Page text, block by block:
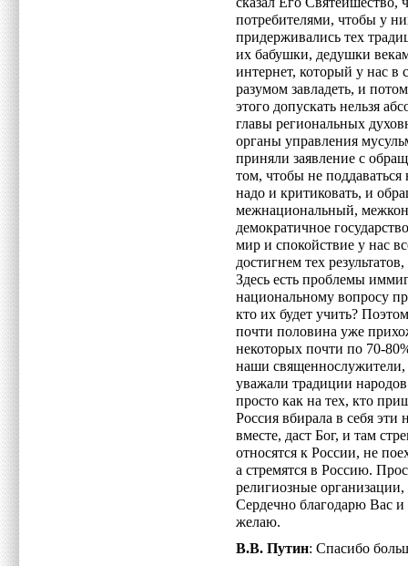
потребителями, чтобы у
придерживались тех
их бабушки, дедушки
интернет, который у нас в
разумом завладеть, и
этого допускать нельзя
главы региональных
органы управления
приняли заявление с
том, чтобы не
надо и критиковать, и
межнациональный,
демократичное
мир и спокойствие у нас
достигнем тех
Здесь есть проблемы
национальному вопросу
кто их будет учить?
почти половина уже
некоторых почти по 70-
наши священнослужители,
уважали традиции
просто как на тех, кто
Россия вбирала в себя
вместе, даст Бог, и там
относятся к России, не
а стремятся в Россию.
религиозные
Сердечно благодарю Вас
желаю.
В.В. Путин: Спасибо